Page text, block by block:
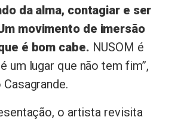
da alma, contagiar e ser
movimento de imersão
é bom cabe. NUSOM é
um lugar que não tem fim”,
o artista revisita